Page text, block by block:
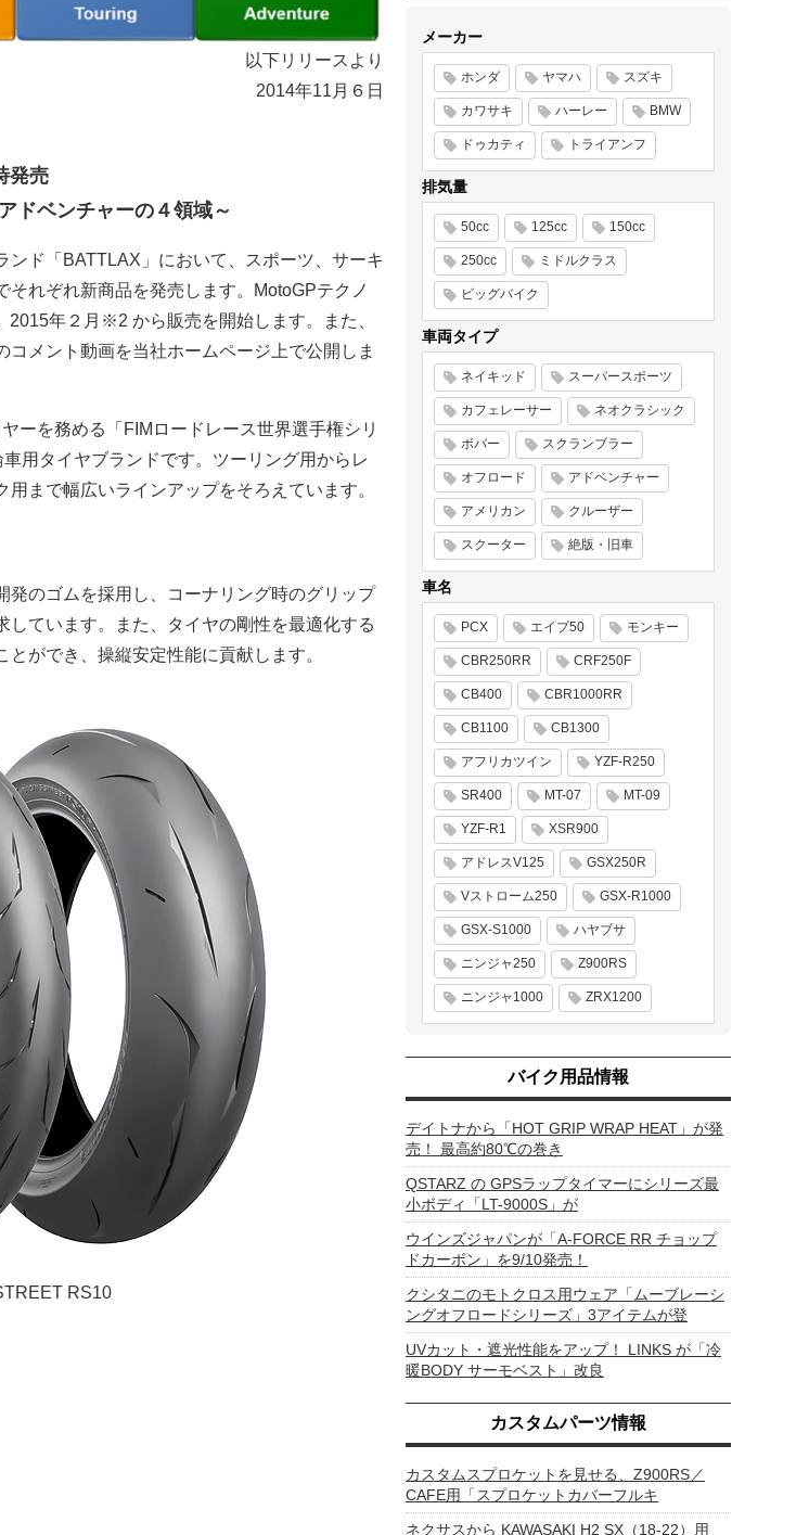
以下リリースより
2014年11月６日
発売
ドベンチャーの４領域～
ド「BATTLAX」において、スポーツ、サーキ
れぞれ新商品を発売します。MotoGPテクノ
年２月※2 から販売を開始します。また、
メント動画を当社ホームページ上で公開しま
ーを務める「FIMロードレース世界選手権シリ
用タイヤブランドです。ツーリング用からレ
まで幅広いラインアップをそろえています。
のゴムを採用し、コーナリング時のグリップ
ています。また、タイヤの剛性を最適化する
ができ、操縦安定性能に貢献します。
RS10
メーカー
ホンダ ヤマハ スズキ
カワサキ ハーレー BMW
ドゥカティ トライアンフ
排気量
50cc 125cc 150cc
250cc ミドルクラス
ビッグバイク
車両タイプ
ネイキッド スーパースポーツ
カフェレーサー ネオクラシック
ボバー スクランブラー
オフロード アドベンチャー
アメリカン クルーザー
スクーター 絶版・旧車
車名
PCX エイプ50 モンキー
CBR250RR CRF250F
CB400 CBR1000RR
CB1100 CB1300
アフリカツイン YZF-R250
SR400 MT-07 MT-09
YZF-R1 XSR900
アドレスV125 GSX250R
Vストローム250 GSX-R1000
GSX-S1000 ハヤブサ
ニンジャ250 Z900RS
ニンジャ1000 ZRX1200
バイク用品情報
デイトナから「HOT GRIP WRAP HEAT」が発
売！ 最高約80℃の巻き
QSTARZ の GPSラップタイマーにシリーズ最
小ボディ「LT-9000S」が
ウインズジャパンが「A-FORCE RR チョップ
ドカーボン」を9/10発売！
クシタニのモトクロス用ウェア「ムーブレーシ
ングオフロードシリーズ」3アイテムが登
UVカット・遮光性能をアップ！ LINKS が「冷
暖BODY サーモベスト」改良
カスタムパーツ情報
カスタムスプロケットを見せる、Z900RS／
CAFE用「スプロケットカバーフルキ
ネクサスから KAWASAKI H2 SX（18-22）用